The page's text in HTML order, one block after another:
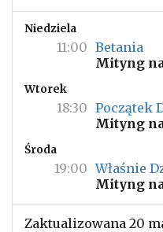
Niedziela
11:00 Betania
Mityng
Wtorek
18:30 Początek
Mityng
Środa
19:00 Właśnie
Mityng
Zaktualizowana 20